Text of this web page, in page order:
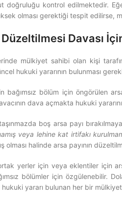
doğruluğu kontrol edilmektedir.
olması gerektiği tespit edilirse,
Düzeltilmesi Davası
mülkiyet sahibi olan kişi
hukuki yararının bulunması
bağımsız bölüm için öngörülen
dava açmakta hukuki
boş arsa payı
veya lehine kat irtifakı
olması halinde arsa payının
yerler için veya eklentiler için
bölümler için özgülenebilir.
hukuki yararı bulunan her bir